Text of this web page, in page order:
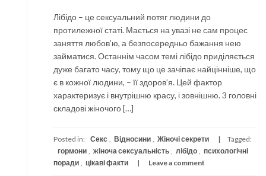
Лібідо – це сексуальний потяг людини до
протилежної статі. Мається на увазі не сам процес
заняття любов’ю, а безпосередньо бажання нею
займатися. Останнім часом темі лібідо приділяється
дуже багато часу, тому що це зачіпає найцінніше, що
є в кожної людини, – її здоров’я. Цей фактор
характеризує і внутрішню красу, і зовнішню. 3 головні
складові жіночого […]
Posted in: Секс Відносини Жіночі секрети
Tagged:
гормони
жіноча сексуальність лібідо
психологічні
поради
цікаві факти Leave a comment